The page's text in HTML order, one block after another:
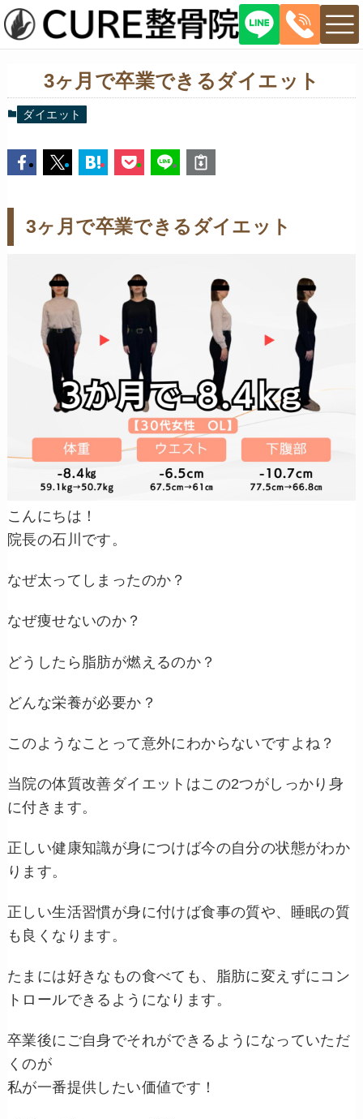
3ヶ月で卒業できるダイエット
ダイエット
3ヶ月で卒業できるダイエット
こんにちは！
院長の石川です。
なぜ太ってしまったのか？
なぜ痩せないのか？
どうしたら脂肪が燃えるのか？
どんな栄養が必要か？
このようなことって意外にわからないですよね？
当院の体質改善ダイエットはこの2つがしっかり身
に付きます。
正しい健康知識が身につけば今の自分の状態がわか
ります。
正しい生活習慣が身に付けば食事の質や、睡眠の質
も良くなります。
たまには好きなもの食べても、脂肪に変えずにコン
トロールできるようになります。
卒業後にご自身でそれができるようになっていただ
くのが
私が一番提供したい価値です！